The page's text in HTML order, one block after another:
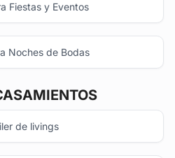
Fiestas y Eventos
Noches de Bodas
de livings